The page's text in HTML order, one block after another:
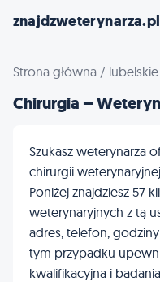
znajdzweterynarza.pl
Strona główna / lubelskie
Chirurgia –
Szukasz weterynarza
chirurgii
Poniżej znajdziesz 57
weterynaryjnych z tą
adres, telefon,
tym przypadku
kwalifikacyjna i